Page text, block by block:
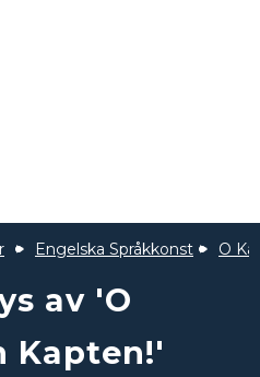
Engelska Språkkonst O
av 'O
Kapten!'